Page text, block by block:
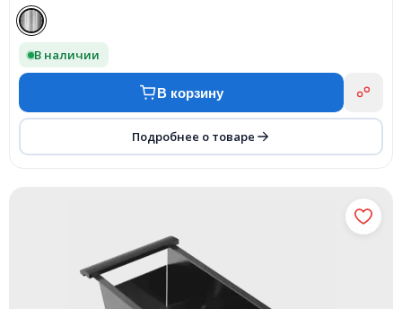
В наличии
В корзину
Подробнее о товаре